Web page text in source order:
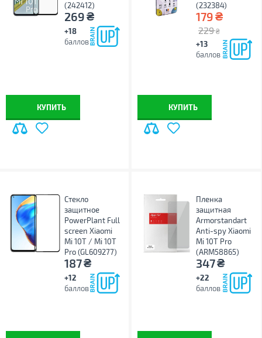
(242412)
269₴
+18
баллов
КУПИТЬ
(232384)
179₴
229 ₴
+13
баллов
КУПИТЬ
Стекло
защитное
PowerPlant Full
screen Xiaomi
Mi 10T / Mi 10T
Pro (GL609277)
187₴
+12
баллов
Пленка
защитная
Armorstandart
Anti-spy Xiaomi
Mi 10T Pro
(ARM58865)
347₴
+22
баллов